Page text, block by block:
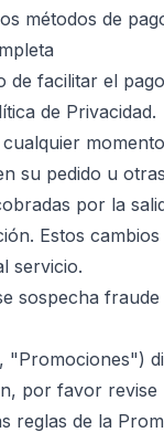
métodos de
facilitar el
de Privacidad.
su pedido u
por la
Estos
servicio.
sospecha
por favor
reglas de la